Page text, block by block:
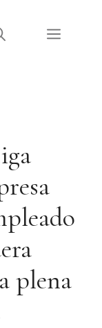
Menú
plena